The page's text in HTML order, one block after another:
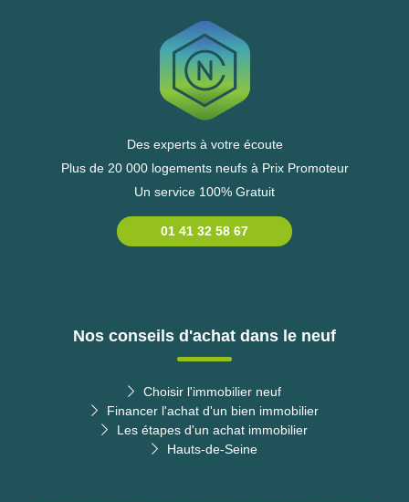
Des experts à votre écoute
Plus de 20 000 logements neufs à Prix Promoteur
Un service 100% Gratuit
01 41 32 58 67
Nos conseils d'achat dans le neuf
Choisir l'immobilier neuf
Financer l'achat d'un bien immobilier
Les étapes d'un achat immobilier
Hauts-de-Seine